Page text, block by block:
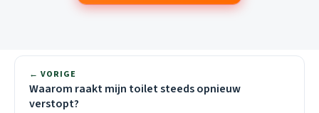
← VORIGE
Waarom raakt mijn toilet steeds opnieuw
verstopt?